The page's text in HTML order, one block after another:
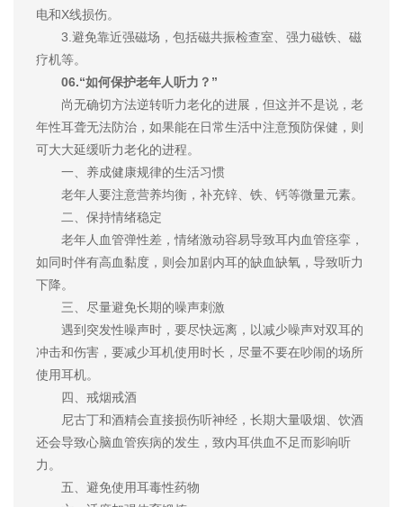
电和X线损伤。
3.避免靠近强磁场，包括磁共振检查室、强力磁铁、磁
疗机等。
06.“如何保护老年人听力？”
尚无确切方法逆转听力老化的进展，但这并不是说，老
年性耳聋无法防治，如果能在日常生活中注意预防保健，则
可大大延缓听力老化的进程。
一、养成健康规律的生活习惯
老年人要注意营养均衡，补充锌、铁、钙等微量元素。
二、保持情绪稳定
老年人血管弹性差，情绪激动容易导致耳内血管痉挛，
如同时伴有高血黏度，则会加剧内耳的缺血缺氧，导致听力
下降。
三、尽量避免长期的噪声刺激
遇到突发性噪声时，要尽快远离，以减少噪声对双耳的
冲击和伤害，要减少耳机使用时长，尽量不要在吵闹的场所
使用耳机。
四、戒烟戒酒
尼古丁和酒精会直接损伤听神经，长期大量吸烟、饮酒
还会导致心脑血管疾病的发生，致内耳供血不足而影响听
力。
五、避免使用耳毒性药物